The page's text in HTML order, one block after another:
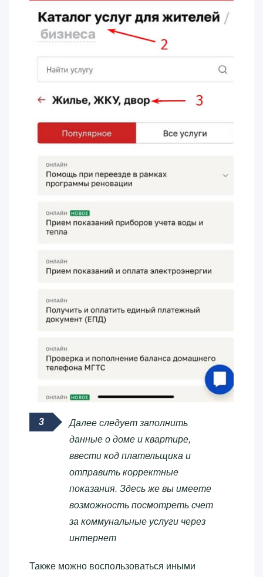
Далее следует заполнить
данные о доме и квартире,
ввести код плательщика и
отправить корректные
показания. Здесь же вы имеете
возможность посмотреть счет
за коммунальные услуги через
интернет
Также можно воспользоваться иными